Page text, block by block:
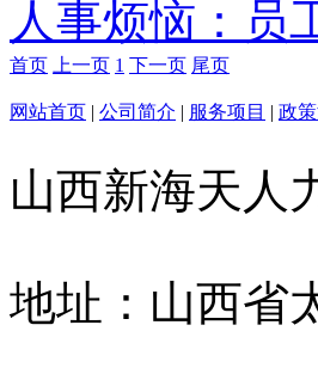
人事烦恼：员
首页 上一页 1 下一页 尾页
网站首页 | 公司简介 | 服务项目 | 政
山西新海天
地址：山西省